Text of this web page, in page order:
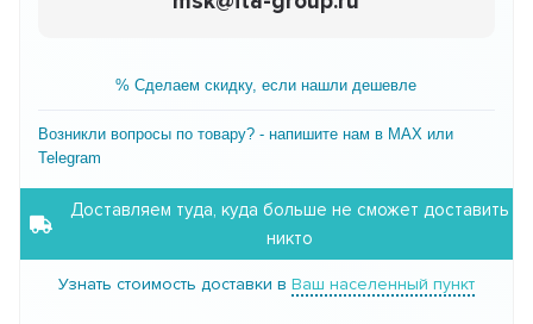
% Сделаем скидку, если нашли дешевле
Возникли вопросы по товару? - напишите нам в MAX или
Telegram
Доставляем туда, куда больше не сможет доставить
никто
Узнать стоимость доставки в Ваш населенный пункт